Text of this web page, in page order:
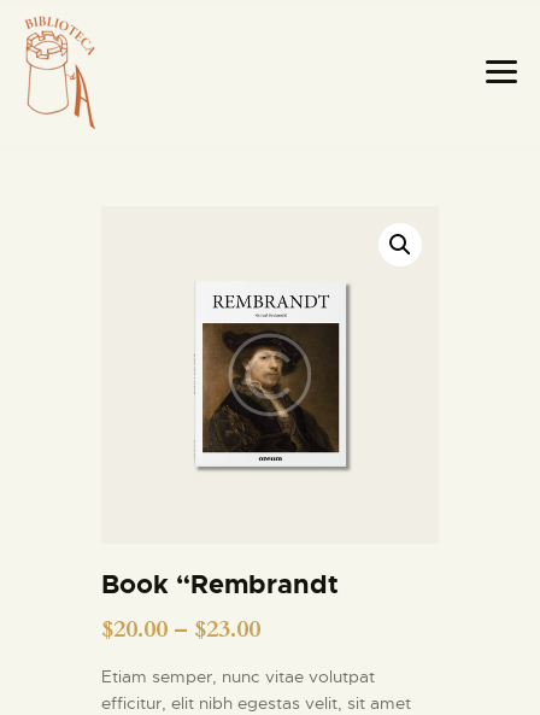
HOME PAGE
LA BIBLIOTECA
TESTI RARI
MOBILI E OGGETTI
MAPPE E CABREI
NOTIZIE ED EVENTI
CONTATTI
Book “Rembrandt
$20.00 – $23.00
Etiam semper, nunc vitae volutpat
efficitur, elit nibh egestas velit, sit amet